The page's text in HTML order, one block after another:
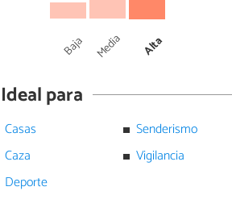
Baja Media Alta
Ideal para
Casas
Senderismo
Caza
Vigilancia
Deporte